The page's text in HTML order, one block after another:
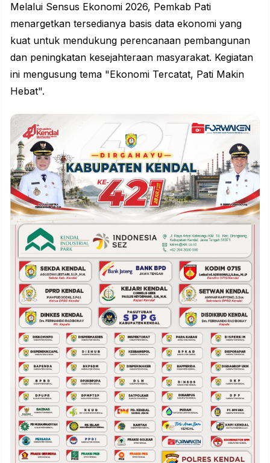
Melalui Sensus Ekonomi 2026, Pemkab Pati
menargetkan tersedianya basis data ekonomi yang
kuat untuk mendukung perencanaan pembangunan
dan peningkatan kesejahteraan masyarakat. Kegiatan
ini mengusung tema "Ekonomi Tercatat, Pati Makin
Hebat".